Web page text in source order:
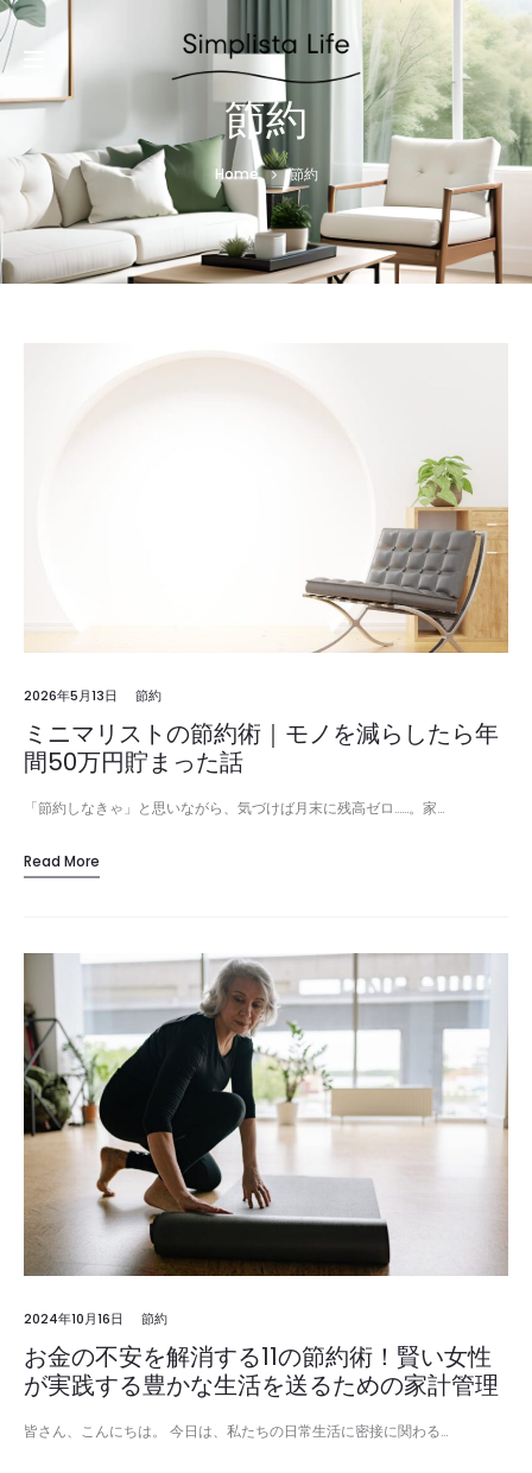
節約
Home 節約
2026年5月13日 節約
ミニマリストの節約術｜モノを減らしたら年
間50万円貯まった話
「節約しなきゃ」と思いながら、気づけば月末に残高ゼロ……。家…
Read More
2024年10月16日 節約
お金の不安を解消する11の節約術！賢い女性
が実践する豊かな生活を送るための家計管理
皆さん、こんにちは。 今日は、私たちの日常生活に密接に関わる…